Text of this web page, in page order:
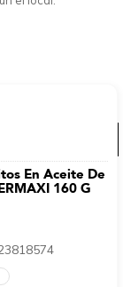
En Aceite De
160 G